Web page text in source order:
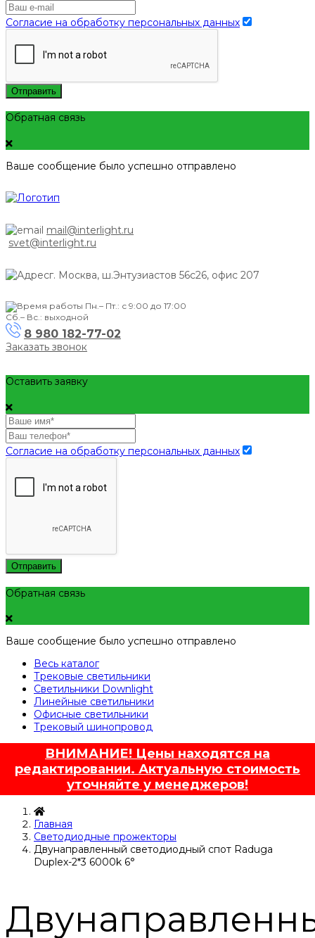
Согласие на обработку персональных данных
Отправить
Обратная связь
Ваше сообщение было успешно отправлено
mail@interlight.ru
svet@interlight.ru
г. Москва, ш.Энтузиастов 56с26, офис 207
Пн.– Пт.: с 9:00 до 17:00
Сб.– Вс.: выходной
8 980 182-77-02
Заказать звонок
Оставить заявку
Согласие на обработку персональных данных
Отправить
Обратная связь
Ваше сообщение было успешно отправлено
Весь каталог
Трековые светильники
Светильники Downlight
Линейные светильники
Офисные светильники
Трековый шинопровод
ВНИМАНИЕ! Цены находятся на
редактировании. Актуальную стоимость
уточняйте у менеджеров!
Главная
Светодиодные прожекторы
Двунаправленный светодиодный спот Raduga
Duplex-2*3 6000k 6°